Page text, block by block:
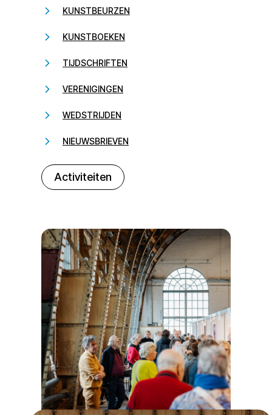
KUNSTBEURZEN
KUNSTBOEKEN
TIJDSCHRIFTEN
VERENIGINGEN
WEDSTRIJDEN
NIEUWSBRIEVEN
Activiteiten
232323